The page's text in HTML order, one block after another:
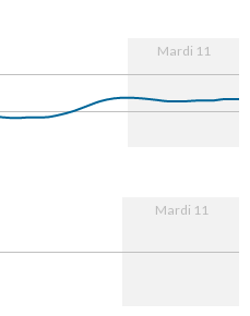
Mardi 11
Mardi 11